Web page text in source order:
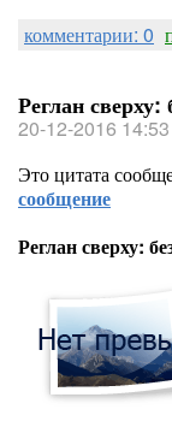
комментарии: 0
Реглан сверху:
20-12-2016 14:53
Это цитата
сообщение
Реглан сверху: